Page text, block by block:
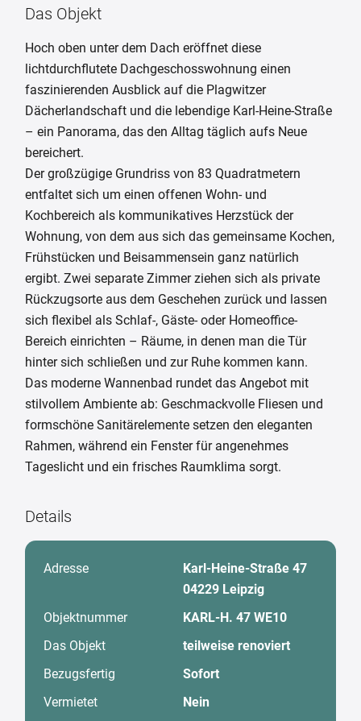
Das Objekt
Hoch oben unter dem Dach eröffnet diese
lichtdurchflutete Dachgeschosswohnung einen
faszinierenden Ausblick auf die Plagwitzer
Dächerlandschaft und die lebendige Karl-Heine-Straße
– ein Panorama, das den Alltag täglich aufs Neue
bereichert.
Der großzügige Grundriss von 83 Quadratmetern
entfaltet sich um einen offenen Wohn- und
Kochbereich als kommunikatives Herzstück der
Wohnung, von dem aus sich das gemeinsame Kochen,
Frühstücken und Beisammensein ganz natürlich
ergibt. Zwei separate Zimmer ziehen sich als private
Rückzugsorte aus dem Geschehen zurück und lassen
sich flexibel als Schlaf-, Gäste- oder Homeoffice-
Bereich einrichten – Räume, in denen man die Tür
hinter sich schließen und zur Ruhe kommen kann.
Das moderne Wannenbad rundet das Angebot mit
stilvollem Ambiente ab: Geschmackvolle Fliesen und
formschöne Sanitärelemente setzen den eleganten
Rahmen, während ein Fenster für angenehmes
Tageslicht und ein frisches Raumklima sorgt.
Details
Adresse
Karl-Heine-Straße 47
04229 Leipzig
Objektnummer
KARL-H. 47 WE10
Das Objekt
teilweise renoviert
Bezugsfertig
Sofort
Vermietet
Nein